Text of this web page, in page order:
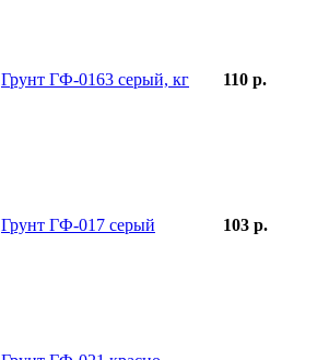
Грунт ГФ-0163 серый, кг 110 р.
Грунт ГФ-017 серый 103 р.